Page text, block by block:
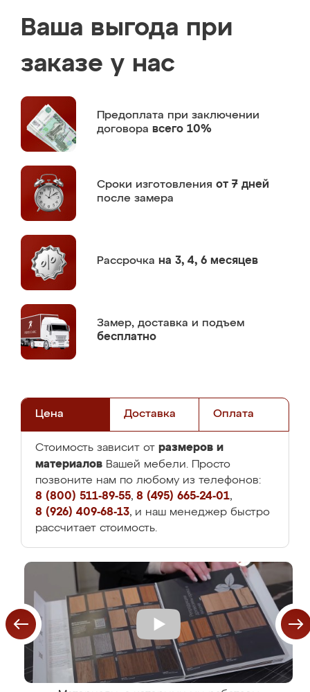
Ваша выгода при
заказе у нас
Предоплата при заключении
договора всего 10%
Сроки изготовления от 7 дней
после замера
Рассрочка на 3, 4, 6 месяцев
Замер, доставка и подъем
бесплатно
Цена Доставка Оплата
Стоимость зависит от размеров и
материалов Вашей мебели. Просто
позвоните нам по любому из телефонов:
8 (800) 511-89-55, 8 (495) 665-24-01,
8 (926) 409-68-13, и наш менеджер быстро
рассчитает стоимость.